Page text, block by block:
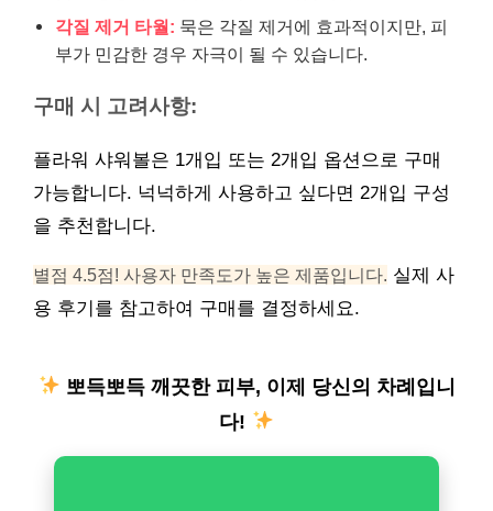
각질 제거 타월: 묵은 각질 제거에 효과적이지만, 피
부가 민감한 경우 자극이 될 수 있습니다.
구매 시 고려사항:
플라워 샤워볼은 1개입 또는 2개입 옵션으로 구매
가능합니다. 넉넉하게 사용하고 싶다면 2개입 구성
을 추천합니다.
별점 4.5점! 사용자 만족도가 높은 제품입니다. 실제 사
용 후기를 참고하여 구매를 결정하세요.
뽀득뽀득 깨끗한 피부, 이제 당신의 차례입니
다!